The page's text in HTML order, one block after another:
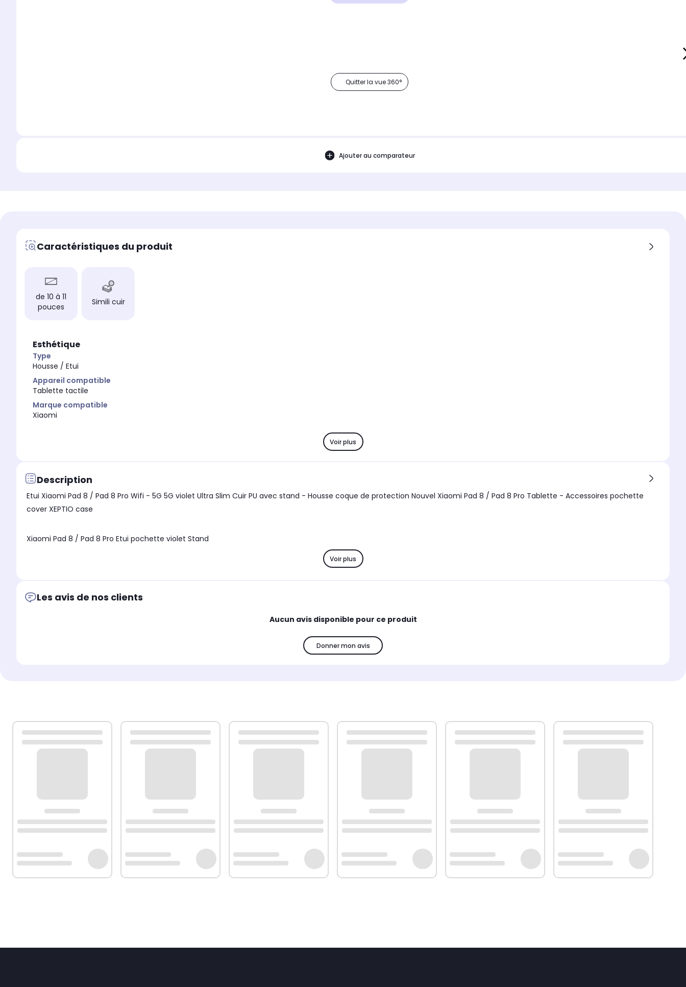
Quitter la vue 360°
Ajouter au comparateur
Caractéristiques du produit
de 10 à 11
pouces
Simili cuir
Esthétique
Type
Housse / Etui
Appareil compatible
Tablette tactile
Marque compatible
Xiaomi
Voir plus
Description
Etui Xiaomi Pad 8 / Pad 8 Pro Wifi - 5G 5G violet Ultra Slim Cuir PU avec stand - Housse coque de protection Nouvel Xiaomi Pad 8 / Pad 8 Pro Tablette - Accessoires pochette
cover XEPTIO case
Xiaomi Pad 8 / Pad 8 Pro Etui pochette violet Stand
Voir plus
Les avis de nos clients
Aucun avis disponible pour ce produit
Donner mon avis